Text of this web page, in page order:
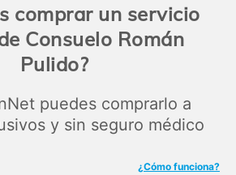
comprar un servicio
Consuelo Román
Pulido?
puedes comprarlo a
y sin seguro médico
¿Cómo funciona?